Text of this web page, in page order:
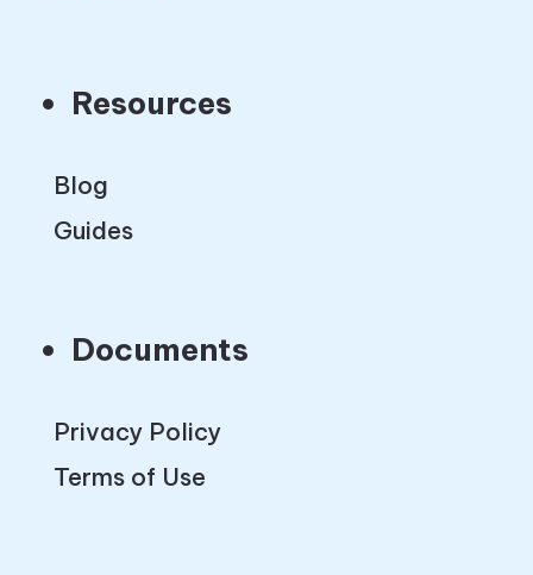
Resources
Blog
Guides
Documents
Privacy Policy
Terms of Use